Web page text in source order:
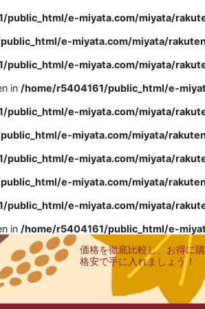
public_html/e-miyata.com/miyata/
e-miyata.com/miyata/
public_html/e-miyata.com/miyata/
in /home/r5404161/public_html/e-
public_html/e-miyata.com/miyata/
e-miyata.com/miyata/
public_html/e-miyata.com/miyata/
e-miyata.com/miyata/
public_html/e-miyata.com/miyata/
in /home/r5404161/public_html/e-
価格を徹底比較し、お得に
格安で手に入れましょう！